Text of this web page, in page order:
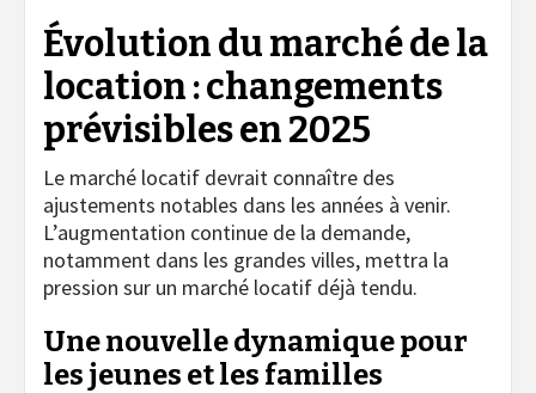
Évolution du marché de la
location : changements
prévisibles en 2025
Le marché locatif devrait connaître des
ajustements notables dans les années à venir.
L’augmentation continue de la demande,
notamment dans les grandes villes, mettra la
pression sur un marché locatif déjà tendu.
Une nouvelle dynamique pour
les jeunes et les familles